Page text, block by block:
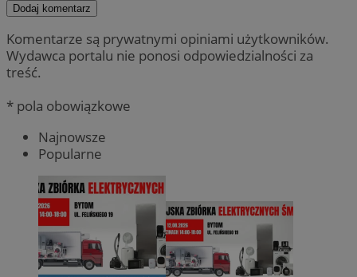
Dodaj komentarz
Komentarze są prywatnymi opiniami użytkowników.
Wydawca portalu nie ponosi odpowiedzialności za
treść.
* pola obowiązkowe
Najnowsze
Popularne